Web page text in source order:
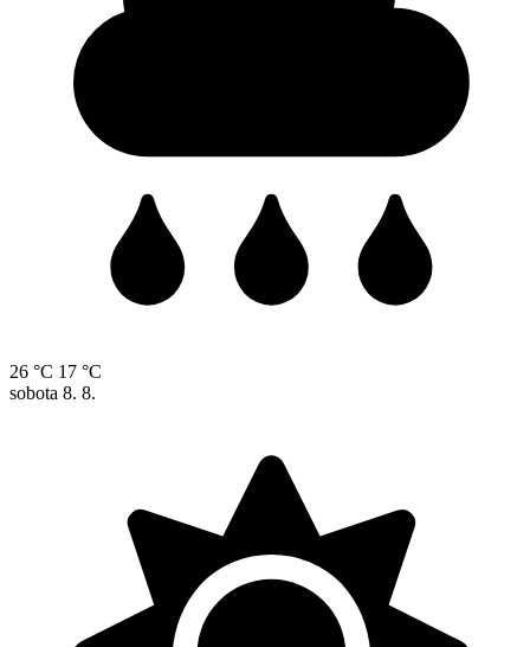
26 °C 17 °C
sobota 8. 8.